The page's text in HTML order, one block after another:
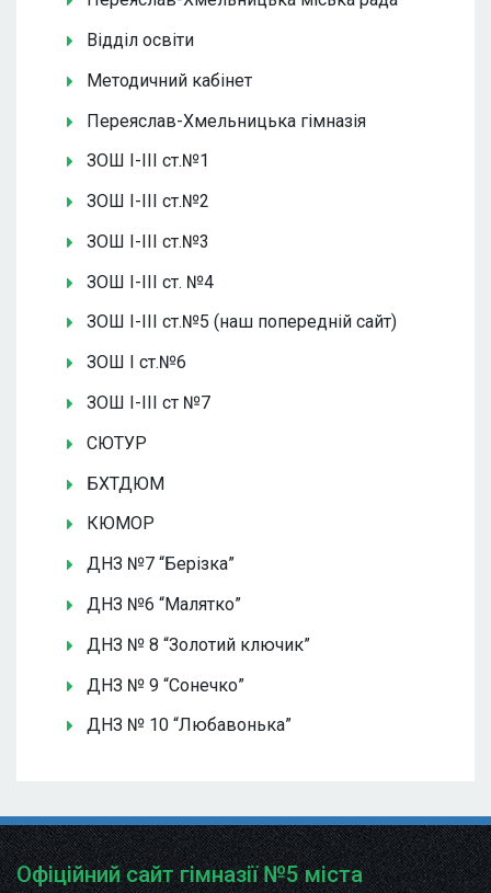
Відділ освіти
Методичний кабінет
Переяслав-Хмельницька гімназія
ЗОШ І-ІІІ ст.№1
ЗОШ І-ІІІ ст.№2
ЗОШ І-ІІІ ст.№3
ЗОШ І-ІІІ ст. №4
ЗОШ І-ІІІ ст.№5 (наш попередній сайт)
ЗОШ І ст.№6
ЗОШ І-ІІІ ст №7
СЮТУР
БХТДЮМ
КЮМОР
ДНЗ №7 “Берізка”
ДНЗ №6 “Малятко”
ДНЗ № 8 “Золотий ключик”
ДНЗ № 9 “Сонечко”
ДНЗ № 10 “Любавонька”
Офіційний сайт гімназії №5 міста